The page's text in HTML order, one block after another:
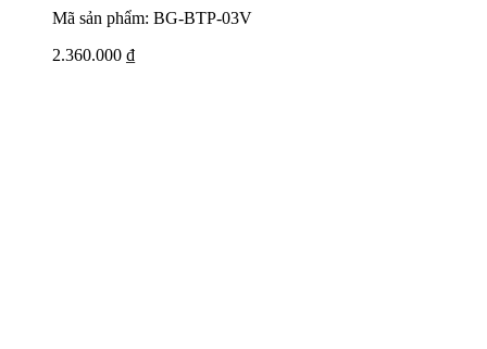
Mã sản phẩm: BG-BTP-03V
2.360.000 ₫